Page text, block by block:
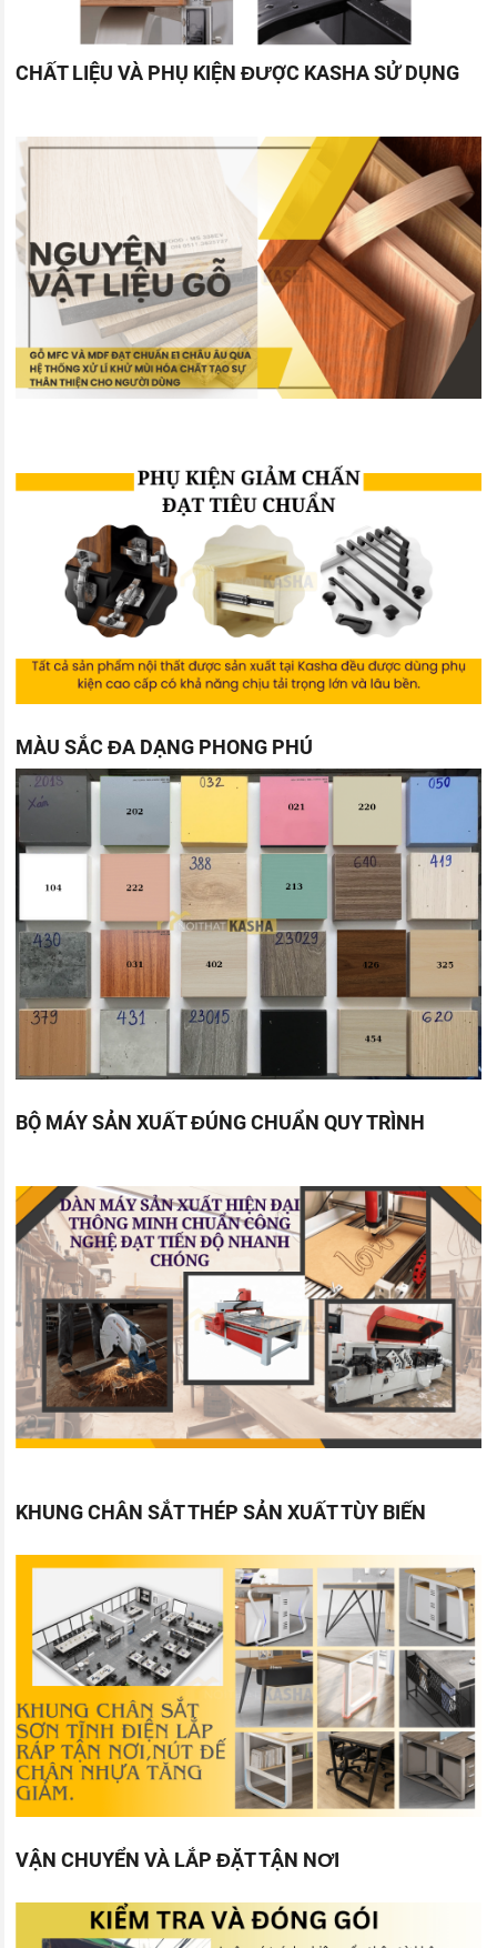
CHẤT LIỆU VÀ PHỤ KIỆN ĐƯỢC KASHA SỬ DỤNG
MÀU SẮC ĐA DẠNG PHONG PHÚ
BỘ MÁY SẢN XUẤT ĐÚNG CHUẨN QUY TRÌNH
KHUNG CHÂN SẮT THÉP SẢN XUẤT TÙY BIẾN
VẬN CHUYỂN VÀ LẮP ĐẶT TẬN NƠI